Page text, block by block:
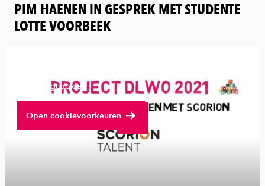
PIM HAENEN IN GESPREK MET STUDENTE
LOTTE VOORBEEK
Bekijk volledige video
marketingcookies.
Open cookievoorkeuren